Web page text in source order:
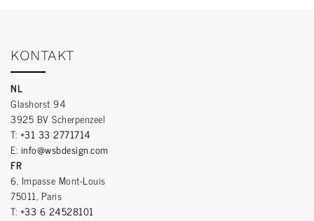
KONTAKT
NL
Glashorst 94
3925 BV Scherpenzeel
T: +31 33 2771714
E: info@wsbdesign.com
FR
6, Impasse Mont-Louis
75011, Paris
T: +33 6 24528101